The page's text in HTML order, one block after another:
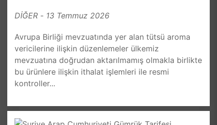
DİĞER - 13 Temmuz 2026
Avrupa Birliği mevzuatında yer alan tütsü aroma
vericilerine ilişkin düzenlemeler ülkemiz
mevzuatına doğrudan aktarılmamış olmakla birlikte
bu ürünlere ilişkin ithalat işlemleri ile resmi
kontroller...